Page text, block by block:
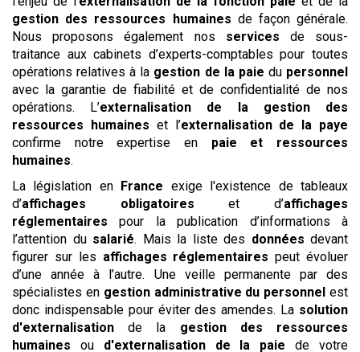
gestion des ressources humaines de façon générale.
Nous proposons également nos services de sous-
traitance aux cabinets d’experts-comptables pour toutes
opérations relatives à la gestion de la paie du personnel
avec la garantie de fiabilité et de confidentialité de nos
opérations. L’externalisation de la gestion des
ressources humaines et l’externalisation de la paye
confirme notre expertise en paie et ressources
humaines.
La législation en
France exige l'existence de tableaux
d’affichages obligatoires et d’affichages
réglementaires pour la publication d’informations à
l’attention du salarié. Mais la liste des données devant
figurer sur les affichages réglementairespeut évoluer
d’une année à l’autre. Une veille permanente par des
spécialistes en gestion administrative du personnel est
donc indispensable pour éviter des amendes. La solution
d'externalisation de la gestion des ressources
humaines ou d'externalisation de la paie de votre